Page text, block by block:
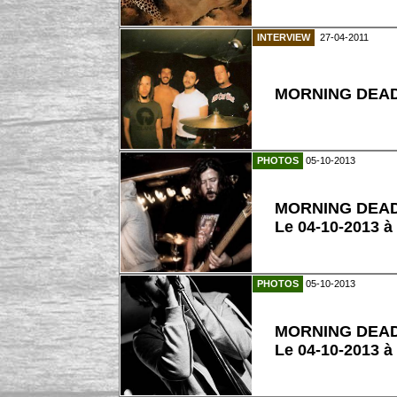
INTERVIEW 27-04-2011
MORNING
PHOTOS 05-10-2013
MORNING
Le 04-10-2013
PHOTOS 05-10-2013
MORNING
Le 04-10-2013